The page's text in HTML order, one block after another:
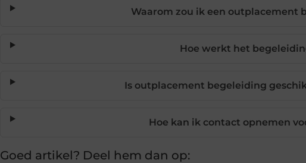
Waarom zou ik een outplacement
Hoe werkt het
Is outplacement begeleiding
Hoe kan ik contact opnemen
Goed artikel? Deel hem dan op: